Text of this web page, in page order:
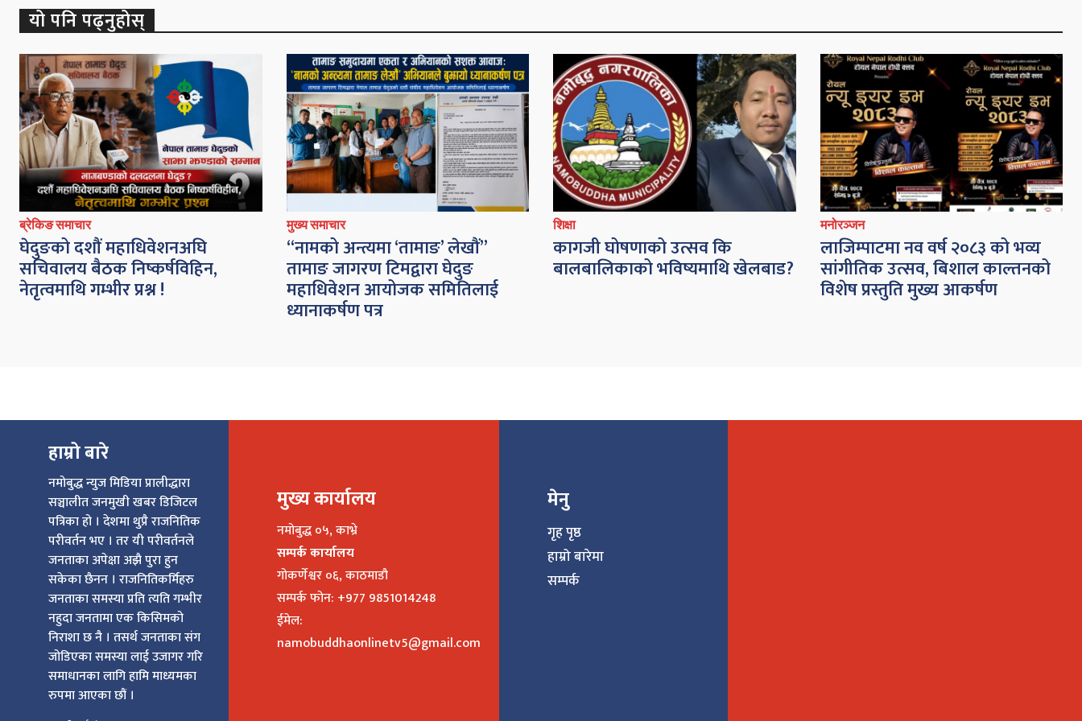
यो पनि पढ्नुहोस्
ब्रेकिङ समाचार
घेदुङको दशौं महाधिवेशनअघि
सचिवालय बैठक निष्कर्षविहिन,
नेतृत्वमाथि गम्भीर प्रश्न !
मुख्य समाचार
“नामको अन्त्यमा ‘तामाङ’ लेखौं”
तामाङ जागरण टिमद्वारा घेदुङ
महाधिवेशन आयोजक समितिलाई
ध्यानाकर्षण पत्र
शिक्षा
कागजी घोषणाको उत्सव कि
बालबालिकाको भविष्यमाथि खेलबाड?
मनोरञ्जन
लाजिम्पाटमा नव वर्ष २०८३ को भव्य
सांगीतिक उत्सव, बिशाल काल्तनको
विशेष प्रस्तुति मुख्य आकर्षण
हाम्रो बारे
नमोबुद्ध न्युज मिडिया प्रालीद्धारा
सञ्चालीत जनमुखी खबर डिजिटल
पत्रिका हो । देशमा थुप्रै राजनितिक
परीवर्तन भए । तर यी परीवर्तनले
जनताका अपेक्षा अझै पुरा हुन
सकेका छैनन । राजनितिकर्मिहरु
जनताका समस्या प्रति त्यति गम्भीर
नहुदा जनतामा एक किसिमको
निराशा छ नै । तसर्थ जनताका संग
जोडिएका समस्या लाई उजागर गरि
समाधानका लागि हामि माध्यमका
रुपमा आएका छौं ।
मुख्य कार्यालय
नमोबुद्ध ०५, काभ्रे
सम्पर्क कार्यालय
गोकर्णेश्वर ०६, काठमाडौ
सम्पर्क फोन: +977 9851014248
ईमेल:
namobuddhaonlinetv5@gmail.com
मेनु
गृह पृष्ठ
हाम्रो बारेमा
सम्पर्क